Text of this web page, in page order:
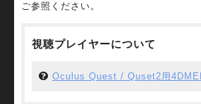
ご参照ください。
視聴プレイヤーについて
Oculus Quest / Quset2用